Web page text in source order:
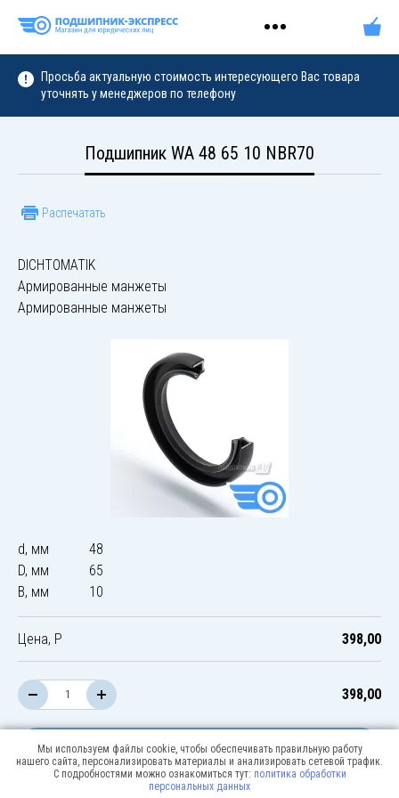
Просьба актуальную стоимость интересующего Вас товара
уточнять у менеджеров по телефону
Подшипник WA 48 65 10 NBR70
Распечатать
DICHTOMATIK
Армированные манжеты
Армированные манжеты
d, мм
48
D, мм
65
B, мм
10
Цена, Р 398,00
398,00
В корзину
Мы используем файлы cookie, чтобы обеспечивать правильную работу
нашего сайта, персонализировать материалы и анализировать сетевой трафик.
С подробностями можно ознакомиться тут: политика обработки
персональных данных